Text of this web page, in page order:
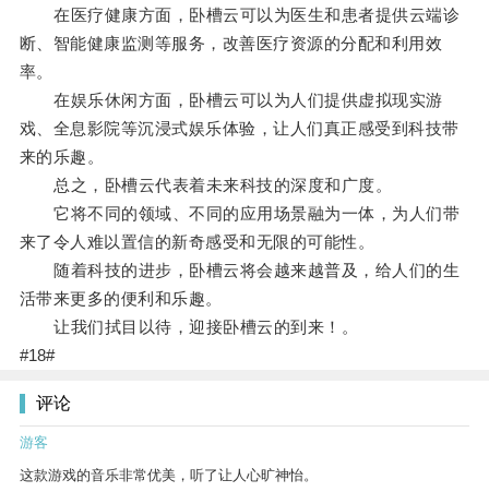
在医疗健康方面，卧槽云可以为医生和患者提供云端诊
断、智能健康监测等服务，改善医疗资源的分配和利用效
率。
在娱乐休闲方面，卧槽云可以为人们提供虚拟现实游
戏、全息影院等沉浸式娱乐体验，让人们真正感受到科技带
来的乐趣。
总之，卧槽云代表着未来科技的深度和广度。
它将不同的领域、不同的应用场景融为一体，为人们带
来了令人难以置信的新奇感受和无限的可能性。
随着科技的进步，卧槽云将会越来越普及，给人们的生
活带来更多的便利和乐趣。
让我们拭目以待，迎接卧槽云的到来！。
#18#
评论
游客
这款游戏的音乐非常优美，听了让人心旷神怡。